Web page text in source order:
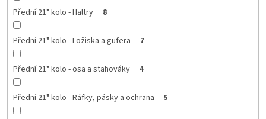
Přední 21" kolo - Haltry 8
Přední 21" kolo - Ložiska a gufera 7
Přední 21" kolo - osa a stahováky 4
Přední 21" kolo - Ráfky, pásky a ochrana 5